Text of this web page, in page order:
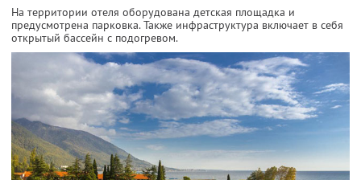
На территории отеля оборудована детская площадка и
предусмотрена парковка. Также инфраструктура включает в себя
открытый бассейн с подогревом.